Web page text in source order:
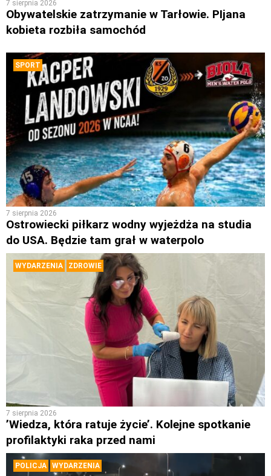
7 sierpnia 2026
Obywatelskie zatrzymanie w Tarłowie. PIjana
kobieta rozbiła samochód
SPORT
7 sierpnia 2026
Ostrowiecki piłkarz wodny wyjeżdża na studia
do USA. Będzie tam grał w waterpolo
WYDARZENIA ZDROWIE
7 sierpnia 2026
’Wiedza, która ratuje życie’. Kolejne spotkanie
profilaktyki raka przed nami
POLICJA WYDARZENIA